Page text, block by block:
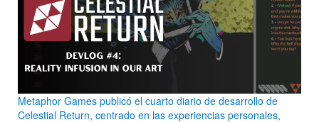
Metaphor Games publicó el cuarto diario de desarrollo de
Celestial Return, centrado en las experiencias personales,